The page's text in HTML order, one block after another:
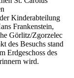
Kinderabteilung
Frankenstein,
Görlitz/Zgorzelec
des Besuchs stand
Erdgeschoss des
wird.